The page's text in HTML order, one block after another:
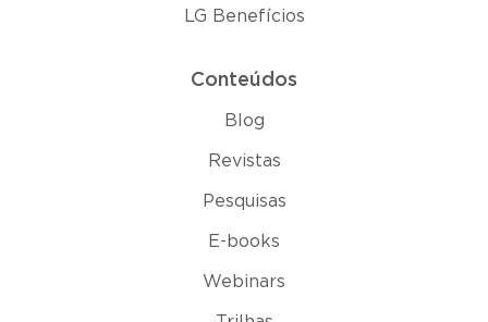
LG Benefícios
Conteúdos
Blog
Revistas
Pesquisas
E-books
Webinars